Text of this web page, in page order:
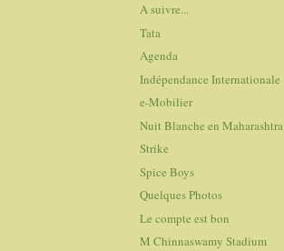
A suivre...
Tata
Agenda
Indépendance Internationale
e-Mobilier
Nuit Blanche en Maharashtra
Strike
Spice Boys
Quelques Photos
Le compte est bon
M Chinnaswamy Stadium